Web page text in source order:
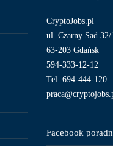
CryptoJobs.pl
ul. Czarny Sad 32/
63-203 Gdańsk
594-333-12-12
Tel: 694-444-120
Facebook